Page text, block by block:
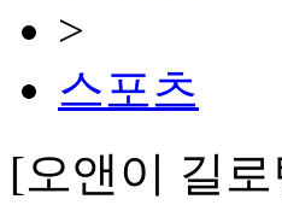
>
스포츠
[오앤이 길